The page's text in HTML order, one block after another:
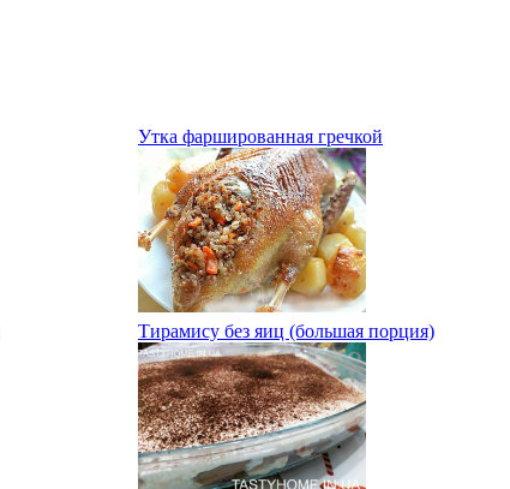
Утка фаршированная гречкой
Тирамису без яиц (большая порция)